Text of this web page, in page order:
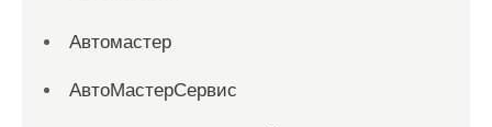
Автомастер
АвтоМастерСервис